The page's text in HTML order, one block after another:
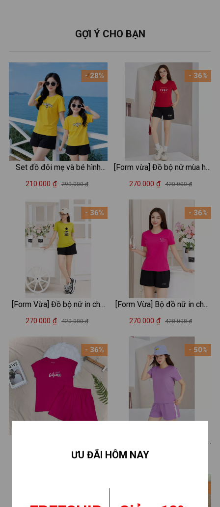
GỢI Ý CHO BẠN
- 28%
Set đồ đôi mẹ và bé hình
mèo kitty - Loza VP706-
210.000 ₫ 290.000 ₫
- 36%
[Form Vừa] Đồ bộ nữ in chữ
GIRL (áo thun + quần đùi) -
LOZA VP37
270.000 ₫ 420.000 ₫
- 36%
thun form vừa + quần đùi)
420.000 ₫
- 36%
[Form vừa] Đồ bộ nữ mùa hè
thun cotton áo cổ V - Quần
270.000 ₫ 420.000 ₫
- 36%
[Form Vừa] Bộ đồ nữ in chữ
Just for you - Set cộc tay
VP337
270.000 ₫ 420.000 ₫
- 50%
Đồ bộ nữ gồm quần áo cộc
199.000 ₫
ƯU ĐÃI HÔM NAY